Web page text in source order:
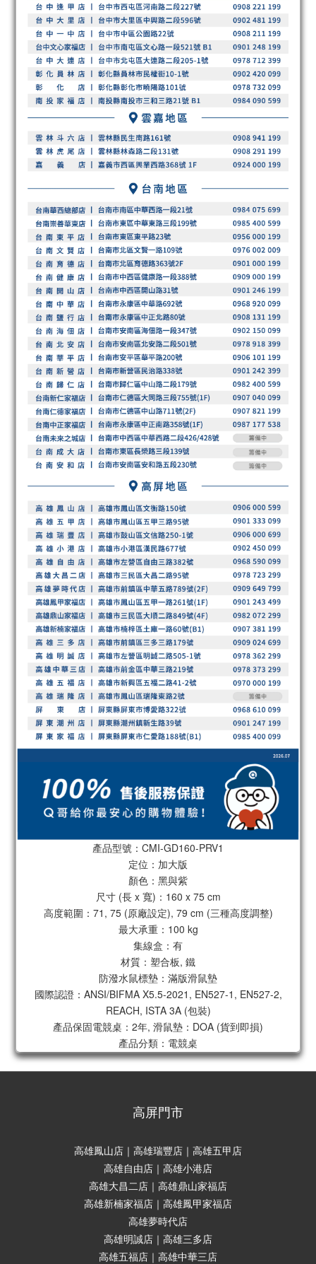
產品型號：CMI-GD160-PRV1
定位：加大版
顏色：黑與紫
尺寸 (長 x 寬)：160 x 75 cm
高度範圍：71, 75 (原廠設定), 79 cm (三種高度調整)
最大承重：100 kg
集線盒：有
材質：塑合板, 鐵
防潑水鼠標墊：滿版滑鼠墊
國際認證：ANSI/BIFMA X5.5-2021, EN527-1, EN527-2,
REACH, ISTA 3A (包裝)
產品保固電競桌：2年, 滑鼠墊：DOA (貨到即損)
產品分類：電競桌
高屏門市
高雄鳳山店｜高雄瑞豐店｜高雄五甲店
高雄自由店｜高雄小港店
高雄大昌二店｜高雄鼎山家福店
高雄新楠家福店｜高雄鳳甲家福店
高雄夢時代店
高雄明誠店｜高雄三多店
高雄五福店｜高雄中華三店